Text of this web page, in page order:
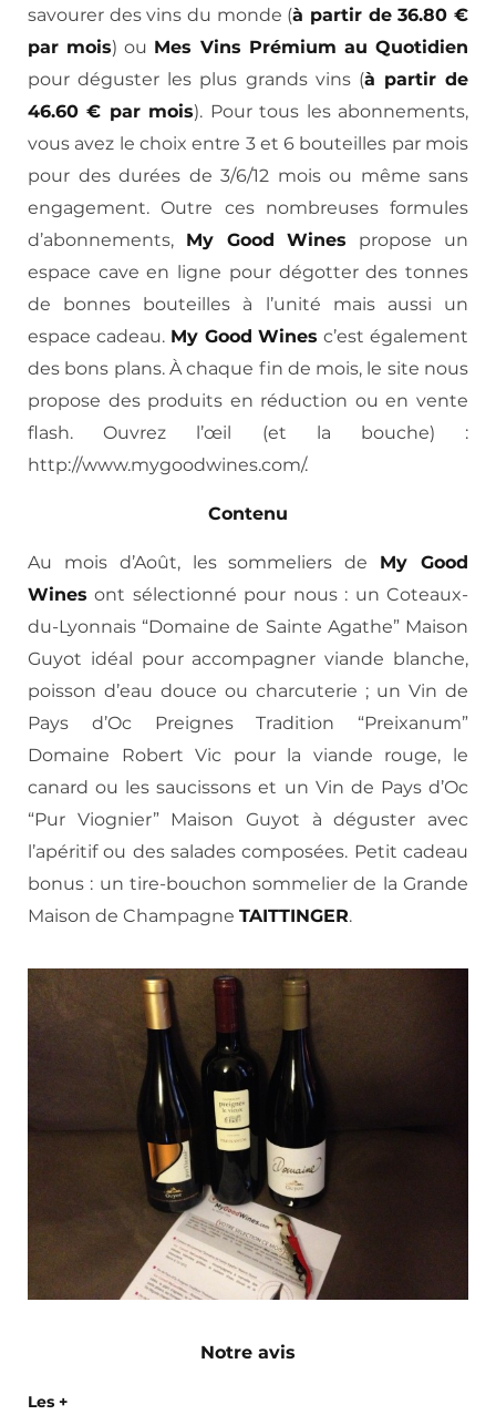
savourer des vins du monde (à partir de 36.80 €
par mois) ou Mes Vins Prémium au Quotidien
pour déguster les plus grands vins (à partir de
46.60 € par mois). Pour tous les abonnements,
vous avez le choix entre 3 et 6 bouteilles par mois
pour des durées de 3/6/12 mois ou même sans
engagement. Outre ces nombreuses formules
d’abonnements, My Good Wines propose un
espace cave en ligne pour dégotter des tonnes
de bonnes bouteilles à l’unité mais aussi un
espace cadeau. My Good Wines c’est également
des bons plans. À chaque fin de mois, le site nous
propose des produits en réduction ou en vente
flash. Ouvrez l’œil (et la bouche) :
http://www.mygoodwines.com/.
Contenu
Au mois d’Août, les sommeliers de My Good
Wines ont sélectionné pour nous : un Coteaux-
du-Lyonnais “Domaine de Sainte Agathe” Maison
Guyot idéal pour accompagner viande blanche,
poisson d’eau douce ou charcuterie ; un Vin de
Pays d’Oc Preignes Tradition “Preixanum”
Domaine Robert Vic pour la viande rouge, le
canard ou les saucissons et un Vin de Pays d’Oc
“Pur Viognier” Maison Guyot à déguster avec
l’apéritif ou des salades composées. Petit cadeau
bonus : un tire-bouchon sommelier de la Grande
Maison de Champagne TAITTINGER.
Notre avis
Les +